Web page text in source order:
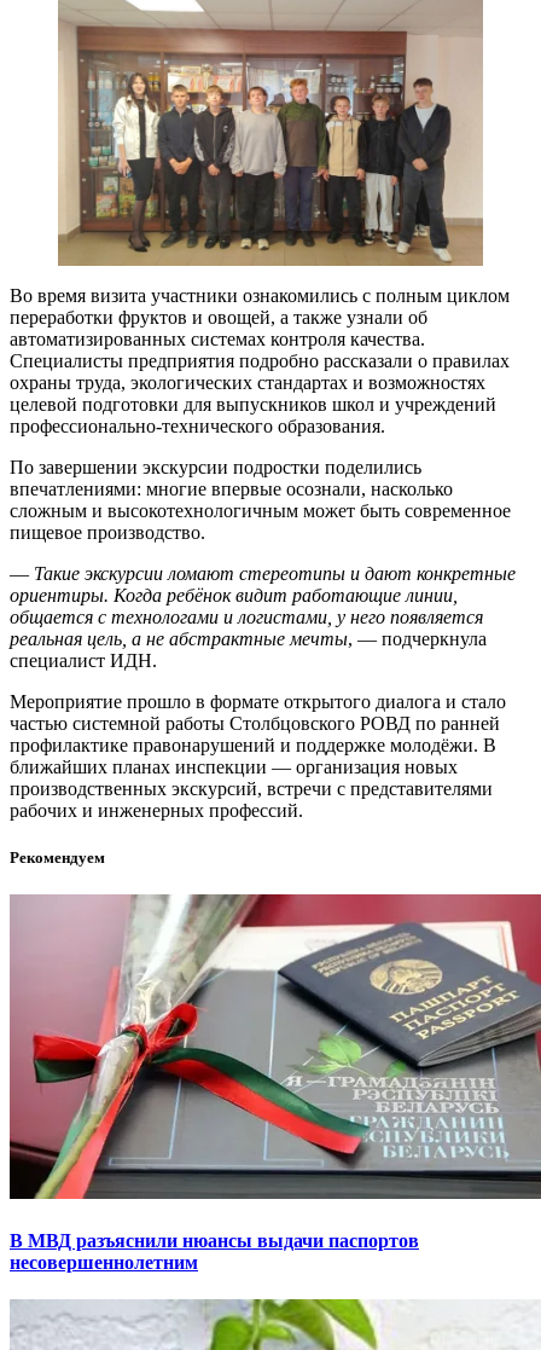
Во время визита участники ознакомились с полным циклом
переработки фруктов и овощей, а также узнали об
автоматизированных системах контроля качества.
Специалисты предприятия подробно рассказали о правилах
охраны труда, экологических стандартах и возможностях
целевой подготовки для выпускников школ и учреждений
профессионально-технического образования.
По завершении экскурсии подростки поделились
впечатлениями: многие впервые осознали, насколько
сложным и высокотехнологичным может быть современное
пищевое производство.
— Такие экскурсии ломают стереотипы и дают конкретные
ориентиры. Когда ребёнок видит работающие линии,
общается с технологами и логистами, у него появляется
реальная цель, а не абстрактные мечты, — подчеркнула
специалист ИДН.
Мероприятие прошло в формате открытого диалога и стало
частью системной работы Столбцовского РОВД по ранней
профилактике правонарушений и поддержке молодёжи. В
ближайших планах инспекции — организация новых
производственных экскурсий, встречи с представителями
рабочих и инженерных профессий.
Рекомендуем
В МВД разъяснили нюансы выдачи паспортов
несовершеннолетним